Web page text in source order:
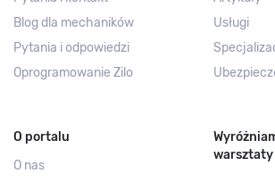
Blog dla mechaników
Pytania i odpowiedzi
Oprogramowanie Zilo
Usługi
O portalu
O nas
warsztaty